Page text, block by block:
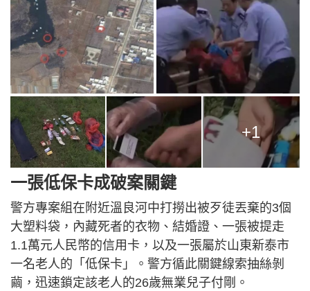
+1
一張低保卡成破案關鍵
警方專案組在附近溫良河中打撈出被歹徒丟棄的3個
大塑料袋，內藏死者的衣物、結婚證、一張被提走
1.1萬元人民幣的信用卡，以及一張屬於山東新泰市
一名老人的「低保卡」。警方循此關鍵線索抽絲剝
繭，迅速鎖定該老人的26歲無業兒子付剛。